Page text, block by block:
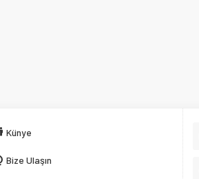
Künye
Bize Ulaşın